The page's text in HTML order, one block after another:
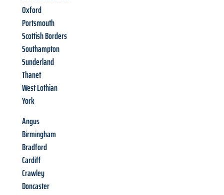
Oxford
Portsmouth
Scottish Borders
Southampton
Sunderland
Thanet
West Lothian
York
Angus
Birmingham
Bradford
Cardiff
Crawley
Doncaster